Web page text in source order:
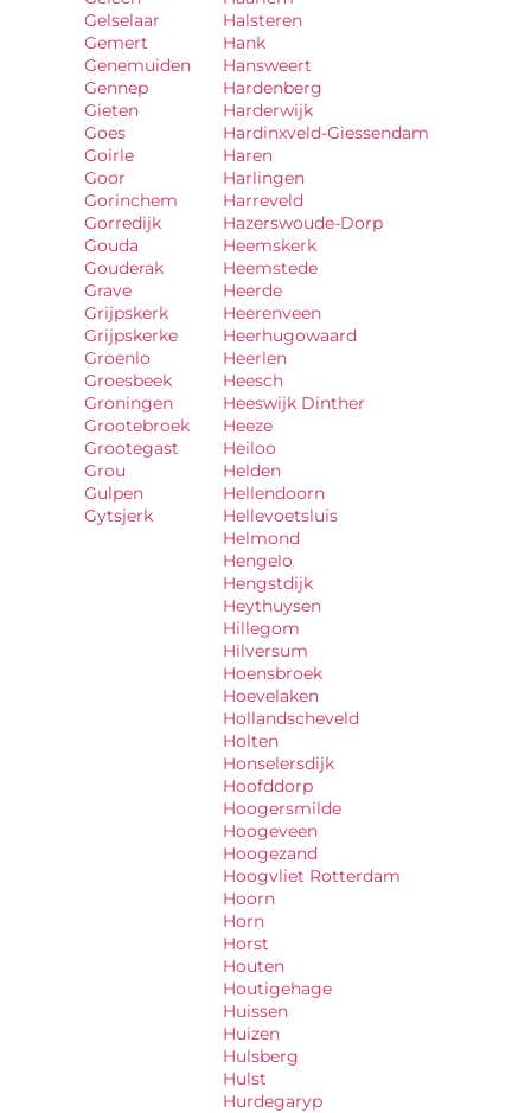
Gelselaar
Gemert
Genemuiden
Gennep
Gieten
Goes
Goirle
Goor
Gorinchem
Gorredijk
Gouda
Gouderak
Grave
Grijpskerk
Grijpskerke
Groenlo
Groesbeek
Groningen
Grootebroek
Grootegast
Grou
Gulpen
Gytsjerk
Halsteren
Hank
Hansweert
Hardenberg
Harderwijk
Hardinxveld-Giessendam
Haren
Harlingen
Harreveld
Hazerswoude-Dorp
Heemskerk
Heemstede
Heerde
Heerenveen
Heerhugowaard
Heerlen
Heesch
Heeswijk Dinther
Heeze
Heiloo
Helden
Hellendoorn
Hellevoetsluis
Helmond
Hengelo
Hengstdijk
Heythuysen
Hillegom
Hilversum
Hoensbroek
Hoevelaken
Hollandscheveld
Holten
Honselersdijk
Hoofddorp
Hoogersmilde
Hoogeveen
Hoogezand
Hoogvliet Rotterdam
Hoorn
Horn
Horst
Houten
Houtigehage
Huissen
Huizen
Hulsberg
Hulst
Hurdegaryp